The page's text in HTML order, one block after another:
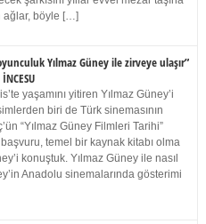
ağlar, böyle […]
Yılmaz Güney ile zirveye ulaşır”
yaşamını yitiren Yılmaz Güney’i
biri de Türk sinemasının
“Yılmaz Güney Filmleri Tarihi”
başvuru, temel bir kaynak kitabı olma
konuştuk. Yılmaz Güney ile nasıl
Anadolu sinemalarında gösterimi